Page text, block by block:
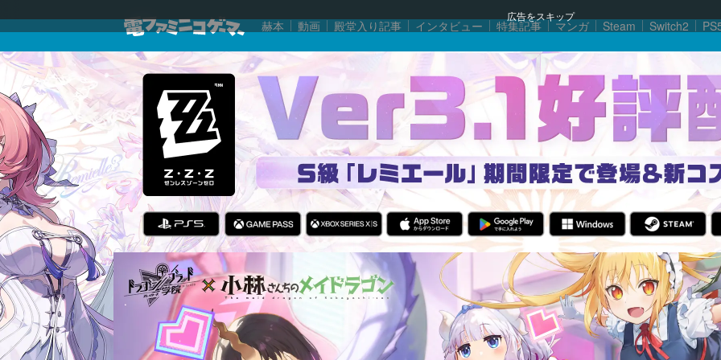
広告をスキップ
赫本 動画 殿堂入り記事 インタビュー 特集記事 マンガ Steam Switch2